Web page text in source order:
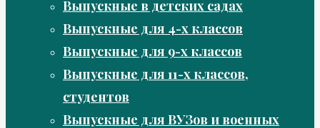
Выпускные в детских садах
Выпускные для 4-х классов
Выпускные для 9-х классов
Выпускные для 11-х классов,
студентов
Выпускные для ВУЗов и военных